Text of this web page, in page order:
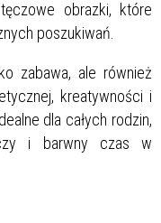
obrazki, które
poszukiwań.
zabawa, ale również
kreatywności i
dla całych rodzin,
i barwny czas w